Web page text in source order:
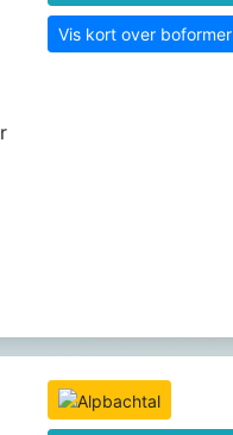
Vis kort over boformer